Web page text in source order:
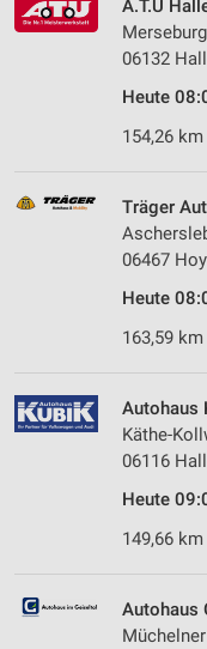
A.T.U
06132
Heute
154,26 km
Träger
06467
Heute
163,59 km
Autohaus
Käthe-
06116
Heute
149,66 km
Autohaus